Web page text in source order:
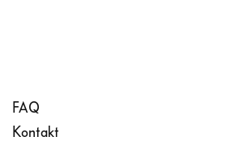
FAQ
Kontakt